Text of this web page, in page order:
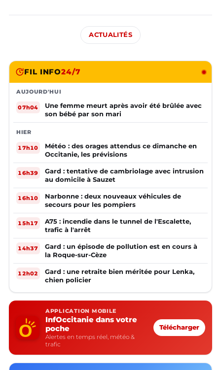
ACTUALITÉS
FIL INFO24/7
AUJOURD'HUI
07h04
Une femme meurt après avoir été brûlée avec
son bébé par son mari
HIER
17h10
Météo : des orages attendus ce dimanche en
Occitanie, les prévisions
16h39
Gard : tentative de cambriolage avec intrusion
au domicile à Sauzet
16h10
Narbonne : deux nouveaux véhicules de
secours pour les pompiers
15h17
A75 : incendie dans le tunnel de l'Escalette,
trafic à l'arrêt
14h37
Gard : un épisode de pollution est en cours à
la Roque-sur-Cèze
12h02
Gard : une retraite bien méritée pour Lenka,
chien policier
APPLICATION MOBILE
InfOccitanie dans votre
poche
Alertes en temps réel, météo &
trafic
Télécharger